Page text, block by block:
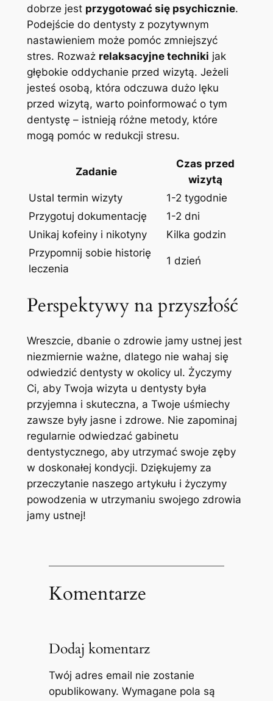
dobrze jest‍ przygotować się psychicznie.
Podejście⁤ do ⁣dentysty z ⁣pozytywnym
nastawieniem może pomóc zmniejszyć
stres.‍ Rozważ relaksacyjne techniki ⁤jak
głębokie ​oddychanie przed ⁣wizytą. Jeżeli
jesteś osobą, która odczuwa dużo lęku
przed wizytą, warto poinformować o ⁣tym
dentystę – istnieją różne ⁢metody,‍ które
mogą pomóc w redukcji stresu.
Zadanie
Czas ‌przed
wizytą
Ustal‌ termin wizyty
1-2 tygodnie
Przygotuj dokumentację
1-2 dni
Unikaj kofeiny‌ i nikotyny
Kilka godzin
Przypomnij sobie historię⁢
leczenia
1 dzień
Perspektywy ⁢na przyszłość
Wreszcie, ⁢dbanie o zdrowie ​jamy ustnej jest
niezmiernie ważne, ⁤dlatego nie ​wahaj się
odwiedzić dentysty w okolicy ul. Życzymy
Ci,⁣ aby⁢ Twoja wizyta u⁤ dentysty była
przyjemna i skuteczna, a ​Twoje⁢ uśmiechy
zawsze‌ były jasne i zdrowe. Nie zapominaj
regularnie odwiedzać gabinetu
dentystycznego, aby utrzymać ‍swoje zęby
w doskonałej kondycji. Dziękujemy ​za
przeczytanie naszego artykułu​ i życzymy
powodzenia​ w utrzymaniu swojego zdrowia
jamy ustnej!
Komentarze
Dodaj komentarz
Twój adres email nie zostanie
opublikowany. Wymagane pola są